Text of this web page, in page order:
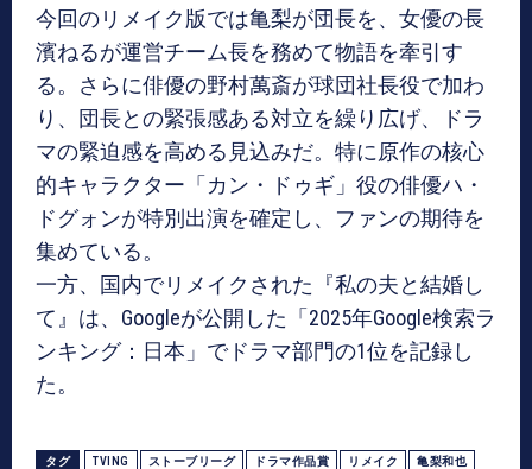
今回のリメイク版では亀梨が団長を、女優の長
濱ねるが運営チーム長を務めて物語を牽引す
る。さらに俳優の野村萬斎が球団社長役で加わ
り、団長との緊張感ある対立を繰り広げ、ドラ
マの緊迫感を高める見込みだ。特に原作の核心
的キャラクター「カン・ドゥギ」役の俳優ハ・
ドグォンが特別出演を確定し、ファンの期待を
集めている。
一方、国内でリメイクされた『私の夫と結婚し
て』は、Googleが公開した「2025年Google検索ラ
ンキング：日本」でドラマ部門の1位を記録し
た。
タグ TVING ストーブリーグ ドラマ作品賞 リメイク 亀梨和也